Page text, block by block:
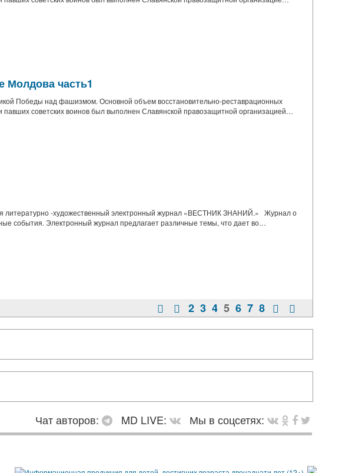
Молдова часть1
Победы над фашизмом. Основной объем восстановительно-реставрационных
советских воинов был выполнен Славянской правозащитной организацией…
литературно -художественный электронный журнал «ВЕСТНИК ЗНАНИЙ.» Журнал о
события. Электронный журнал предлагает различные темы, что дает во…
2 3 4 5 6 7 8
Чат авторов: MD LIVE:
Мы в соцсетях: